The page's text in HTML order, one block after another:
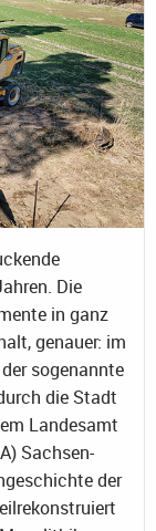
Die
in ganz
genauer: im
sogenannte
die Stadt
Landesamt
Sachsen-
der